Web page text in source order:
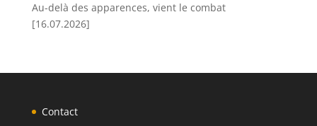
Au-delà des apparences, vient le combat
[16.07.2026]
Contact